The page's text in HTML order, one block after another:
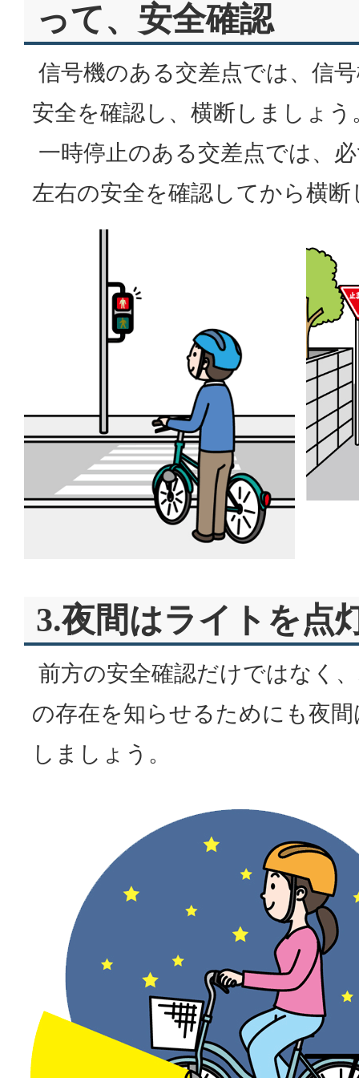
って、安全確認
信号機のある交差点では、信
安全を確認し、横断しましょう
一時停止のある交差点では、
左右の安全を確認してから横
3.夜間はライトを点
前方の安全確認だけではなく
の存在を知らせるためにも夜
しましょう。